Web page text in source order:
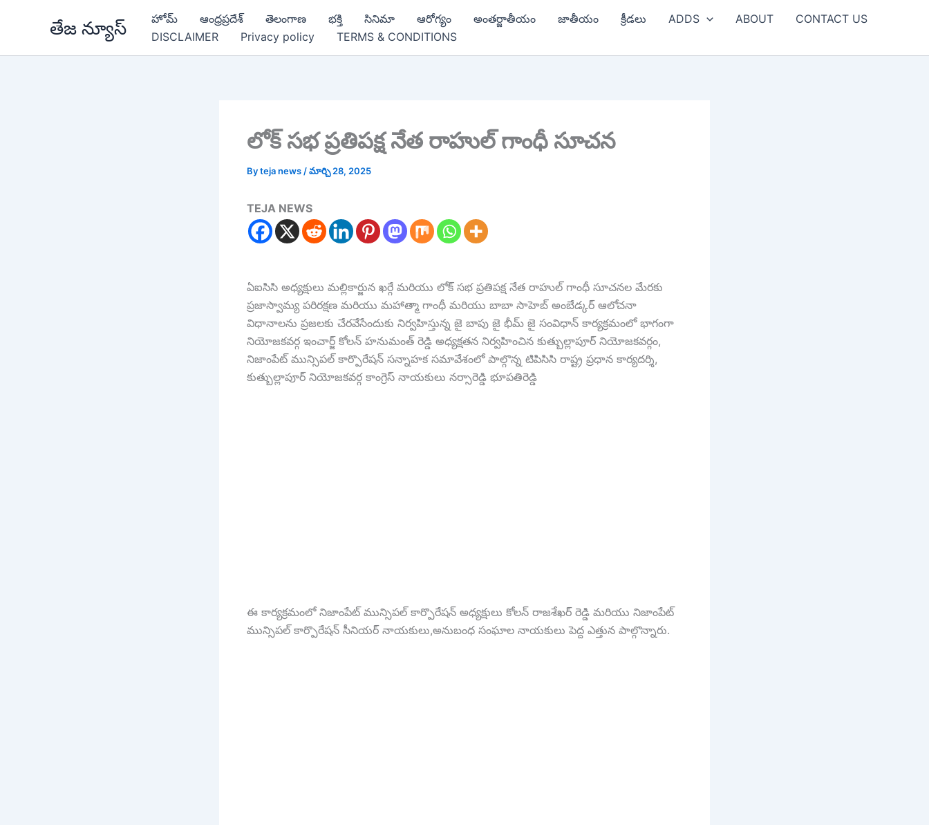
తేజ న్యూస్ హోమ్ ఆంధ్రప్రదేశ్ తెలంగాణ భక్తి సినిమా ఆరోగ్యం అంతర్జాతీయం జాతీయం క్రీడలు ADDS ABOUT
CONTACT US
DISCLAIMER
Privacy policy TERMS & CONDITIONS
లోక్ సభ ప్రతిపక్ష నేత రాహుల్ గాంధీ సూచన
Byteja news /మార్చి 28, 2025
TEJA NEWS
ఏ‌ఐ‌సి‌సి అధ్యక్షులు మల్లికార్జున ఖర్గే మరియు లోక్ సభ ప్రతిపక్ష నేత రాహుల్ గాంధీ సూచనల మేరకు
ప్రజాస్వామ్య పరిరక్షణ మరియు మహాత్మా గాంధీ మరియు బాబా సాహెబ్ అంబేడ్కర్ ఆలోచనా
విధానాలను ప్రజలకు చేరవేసేందుకు నిర్వహిస్తున్న జై బాపు జై భీమ్ జై సంవిధాన్ కార్యక్రమంలో భాగంగా
నియోజకవర్గ ఇంచార్జ్ కోలన్ హనుమంత్ రెడ్డి అధ్యక్షతన నిర్వహించిన కుత్బుల్లాపూర్ నియోజకవర్గం,
నిజాంపేట్ మున్సిపల్ కార్పొరేషన్ సన్నాహక సమావేశంలో పాల్గొన్న టి‌పి‌సి‌సి రాష్ట్ర ప్రధాన కార్యదర్శి,
కుత్బుల్లాపూర్ నియోజకవర్గ కాంగ్రెస్ నాయకులు నర్సారెడ్డి భూపతిరెడ్డి
ఈ కార్యక్రమంలో నిజాంపేట్ మున్సిపల్ కార్పొరేషన్ అధ్యక్షులు కోలన్ రాజశేఖర్ రెడ్డి మరియు నిజాంపేట్
మున్సిపల్ కార్పొరేషన్ సీనియర్ నాయకులు,అనుబంధ సంఘాల నాయకులు పెద్ద ఎత్తున పాల్గొన్నారు.